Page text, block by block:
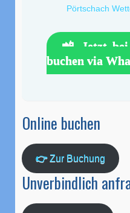
Pörtschach
📲 Jetzt bei
buchen via
Online buchen
👉Zur Buchung
Unverbindlich